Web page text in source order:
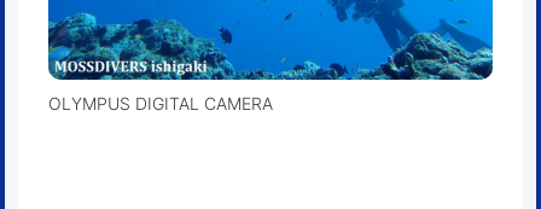
OLYMPUS DIGITAL CAMERA